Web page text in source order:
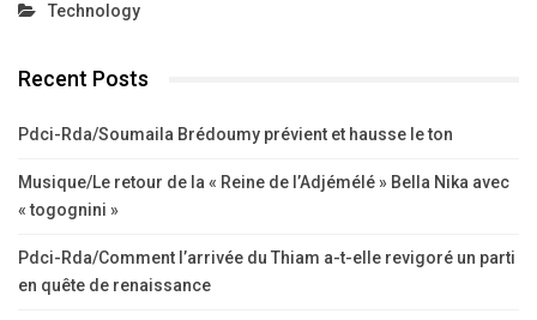
Technology
Recent Posts
Pdci-Rda/Soumaila Brédoumy prévient et hausse le ton
Musique/Le retour de la « Reine de l’Adjémélé » Bella Nika avec
« togognini »
Pdci-Rda/Comment l’arrivée du Thiam a-t-elle revigoré un parti
en quête de renaissance